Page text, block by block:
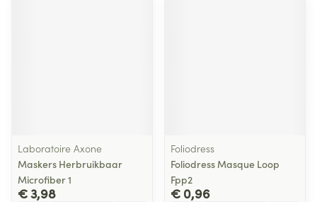
Laboratoire Axone
Maskers Herbruikbaar
Microfiber 1
€ 3,98
Foliodress
Foliodress Masque Loop
Fpp2
€ 0,96